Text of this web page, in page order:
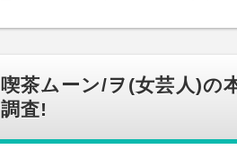
喫茶ムーン/ヲ(女芸人)の
調査!